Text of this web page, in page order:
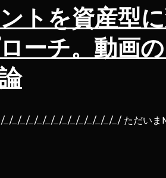
トを資産型
ーチ。動画
_/_/_/_/_/_/_/_/_/_/_/_/_/_/ ただい